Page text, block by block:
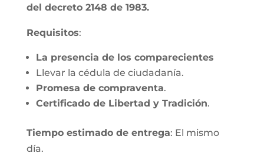
del decreto 2148 de 1983.
Requisitos:
La presencia de los comparecientes
Llevar la cédula de ciudadanía.
Promesa de compraventa.
Certificado de Libertad y Tradición.
Tiempo estimado de entrega: El mismo
día.